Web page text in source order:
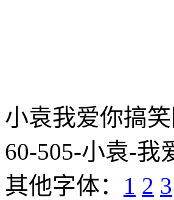
小袁我爱你搞笑
60-505-小袁-我
其他字体： 1 2 3